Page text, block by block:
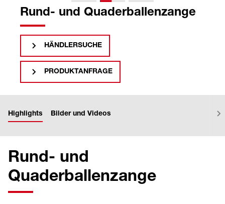
Rund- und Quaderballenzange
HÄNDLERSUCHE
PRODUKTANFRAGE
Highlights Bilder und Videos
Rund- und
Quaderballenzange